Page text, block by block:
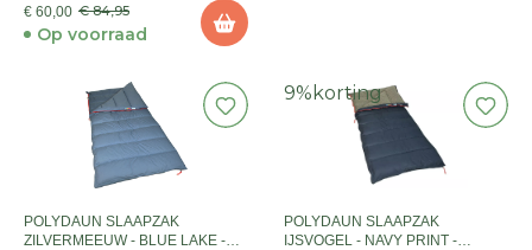
€ 60,00 € 84,95
Op voorraad
POLYDAUN SLAAPZAK
ZILVERMEEUW - BLUE LAKE -
9% korting
POLYDAUN SLAAPZAK
IJSVOGEL - NAVY PRINT -